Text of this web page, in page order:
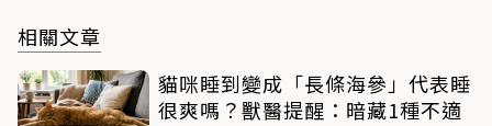
相關文章
貓咪睡到變成「長條海參」代表睡
很爽嗎？獸醫提醒：暗藏1種不適